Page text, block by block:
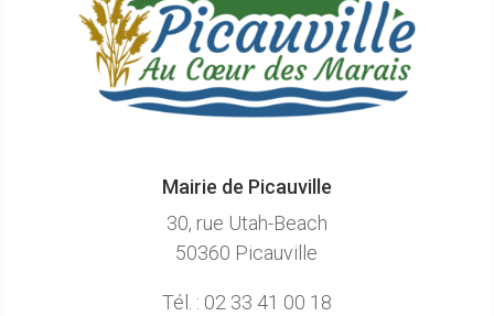
Mairie de Picauville
30, rue Utah-Beach
50360 Picauville
Tél. : 02 33 41 00 18